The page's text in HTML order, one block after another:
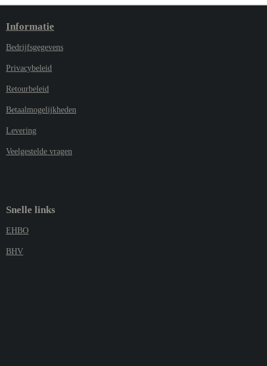
Informatie
Bedrijfsgegevens
Privacybeleid
Retourbeleid
Betaalmogelijkheden
Levering
Veelgestelde vragen
Snelle links
EHBO
BHV